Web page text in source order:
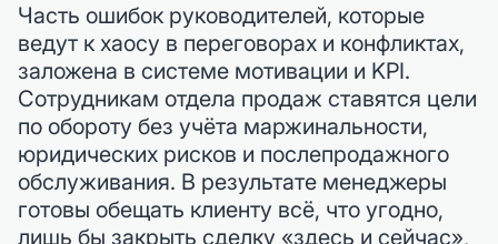
Часть ошибок руководителей, которые
ведут к хаосу в переговорах и конфликтах,
заложена в системе мотивации и KPI.
Сотрудникам отдела продаж ставятся цели
по обороту без учёта маржинальности,
юридических рисков и послепродажного
обслуживания. В результате менеджеры
готовы обещать клиенту всё, что угодно,
лишь бы закрыть сделку «здесь и сейчас»,